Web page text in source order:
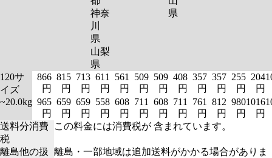
神奈
川
県
山梨
県
県
120サ
イズ
866
円
815
円
713
円
611
円
561
円
509
円
509
円
408
円
357
円
357
円
255
円
204
円
~20.0kg 965
円
659
円
659
円
558
円
608
円
711
円
608
円
711
円
761
円
812
円
980
円
1016
円
送料分消費
税
この料金には消費税が 含まれています。
離島他の扱
離島・一部地域は追加送料がかかる場合がありま